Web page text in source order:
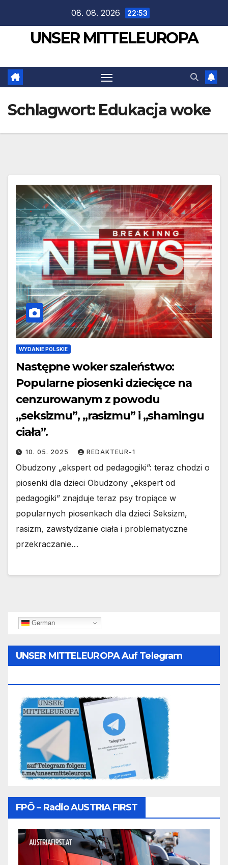
springen
08. 08. 2026 22:53
UNSER MITTELEUROPA
Schlagwort: Edukacja woke
WYDANIE POLSKIE
Następne woker szaleństwo:
Popularne piosenki dziecięce na
cenzurowanym z powodu
„seksizmu”, „rasizmu” i „shamingu
ciała”.
10. 05. 2025 REDAKTEUR-1
Obudzony „ekspert od pedagogiki”: teraz chodzi o
piosenki dla dzieci Obudzony „ekspert od
pedagogiki” znajduje teraz psy tropiące w
popularnych piosenkach dla dzieci Seksizm,
rasizm, zawstydzanie ciała i problematyczne
przekraczanie…
German
UNSER MITTELEUROPA Auf Telegram
FPÖ – Radio AUSTRIA FIRST